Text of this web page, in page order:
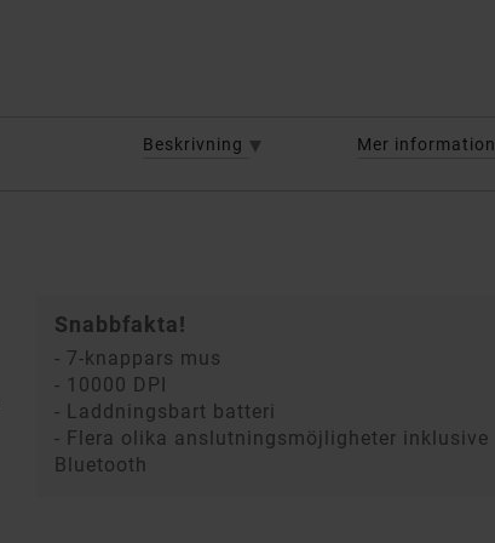
Beskrivning Mer information
Snabbfakta!
- 7-knappars mus
- 10000 DPI
- Laddningsbart batteri
- Flera olika anslutningsmöjligheter inklusive
Bluetooth